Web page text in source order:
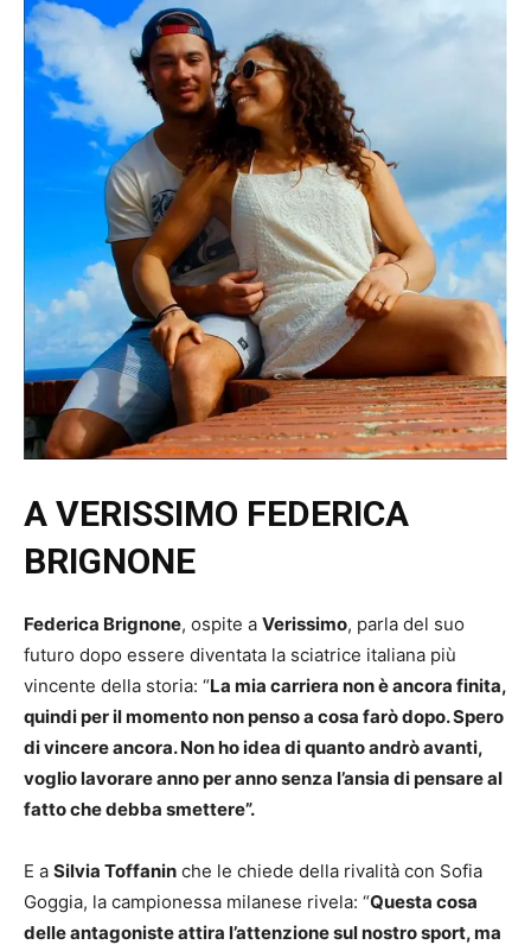
A VERISSIMO FEDERICA
BRIGNONE
Federica Brignone, ospite a Verissimo, parla del suo
futuro dopo essere diventata la sciatrice italiana più
vincente della storia: “La mia carriera non è ancora finita,
quindi per il momento non penso a cosa farò dopo. Spero
di vincere ancora. Non ho idea di quanto andrò avanti,
voglio lavorare anno per anno senza l’ansia di pensare al
fatto che debba smettere”.
E a Silvia Toffanin che le chiede della rivalità con Sofia
Goggia, la campionessa milanese rivela: “Questa cosa
delle antagoniste attira l’attenzione sul nostro sport, ma